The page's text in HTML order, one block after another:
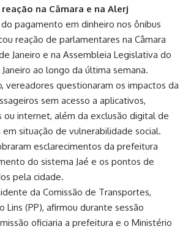
na Câmara e na Alerj
pagamento em dinheiro nos ônibus
reação de parlamentares na Câmara
Janeiro e na Assembleia Legislativa do
ao longo da última semana.
vereadores questionaram os impactos da
sem acesso a aplicativos,
ou internet, além da exclusão digital de
situação de vulnerabilidade social.
esclarecimentos da prefeitura
do sistema Jaé e os pontos de
pela cidade.
da Comissão de Transportes,
Lins (PP), afirmou durante sessão
oficiaria a prefeitura e o Ministério